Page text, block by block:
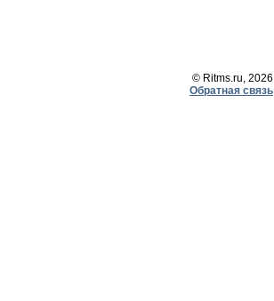
© Ritms.ru, 2026
Обратная связь